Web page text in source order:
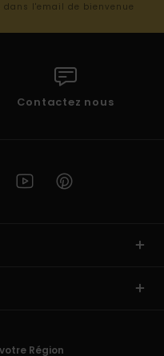
l'email de bienvenue
Contactez nous
Région